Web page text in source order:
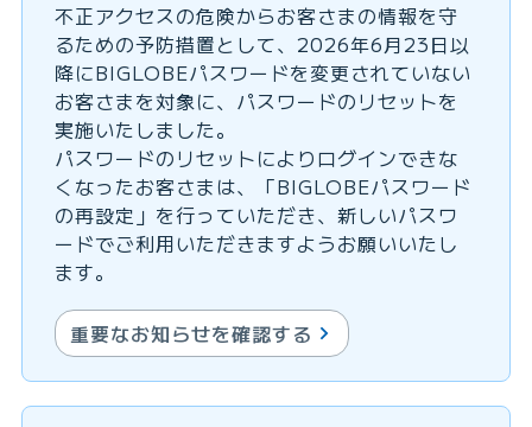
不正アクセスの危険からお客さまの情報を守
るための予防措置として、2026年6月23日以
降にBIGLOBEパスワードを変更されていない
お客さまを対象に、パスワードのリセットを
実施いたしました。
パスワードのリセットによりログインできな
くなったお客さまは、「BIGLOBEパスワード
の再設定」を行っていただき、新しいパスワ
ードでご利用いただきますようお願いいたし
ます。
重要なお知らせを確認する